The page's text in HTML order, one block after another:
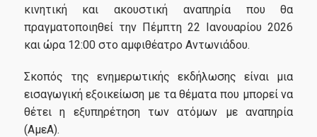
Μεταφορά ΦμεΑ
κινητική και ακουστική αναπηρία που θα
πραγματοποιηθεί την Πέμπτη 22 Ιανουαρίου 2026
και ώρα 12:00 στο αμφιθέατρο Αντωνιάδου.
Σκοπός της ενημερωτικής εκδήλωσης είναι μια
εισαγωγική εξοικείωση με τα θέματα που μπορεί να
θέτει η εξυπηρέτηση των ατόμων με αναπηρία
(ΑμεΑ).